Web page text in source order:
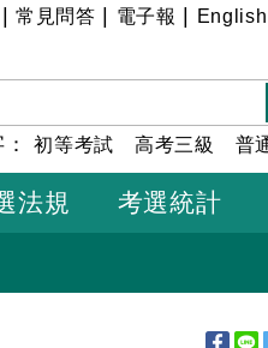
常見問答 電子報 English
：初等考試 高考三級 普
法規 考選統計